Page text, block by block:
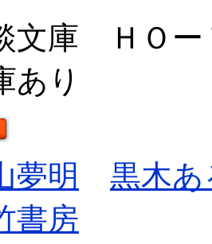
文庫 ＨＯ
あり
夢明
黒木
書房